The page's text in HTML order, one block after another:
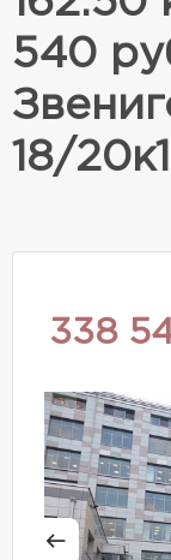
540
18/20к1
338